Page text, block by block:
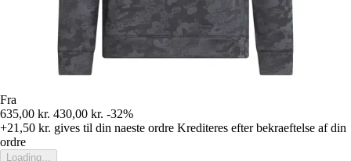
Fra
635,00 kr. 430,00 kr. -32%
+21,50 kr. gives til din naeste ordre Krediteres efter bekraeftelse af din
ordre
Loading...